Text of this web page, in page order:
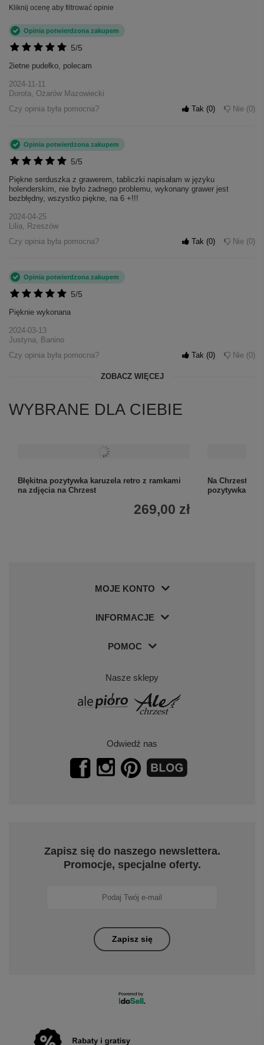
Kliknij ocenę aby filtrować opinie
5/5
Opinia potwierdzona zakupem
2ietne pudełko, polecam
2024-11-11
Dorota, Ożarów Mazowiecki
Czy opinia była pomocna?
Tak 0 Nie 0
5/5
Opinia potwierdzona zakupem
Piękne serduszka z grawerem, tabliczki napisałam w języku
holenderskim, nie było żadnego problemu, wykonany grawer jest
bezbłędny, wszystko piękne, na 6 +!!!
2024-04-25
Lilia, Rzeszów
Czy opinia była pomocna?
Tak 0 Nie 0
5/5
Opinia potwierdzona zakupem
Pięknie wykonana
2024-03-13
Justyna, Banino
Czy opinia była pomocna?
Tak 0 Nie 0
ZOBACZ WIĘCEJ
WYBRANE DLA CIEBIE
Błękitna pozytywka karuzela retro z ramkami
na zdjęcia na Chrzest
269,00 zł
Na Chrzest
pozytywka z
MOJE KONTO
INFORMACJE
POMOC
Nasze sklepy
Odwiedź nas
Zapisz się do naszego newslettera.
Promocje, specjalne oferty.
Zapisz się